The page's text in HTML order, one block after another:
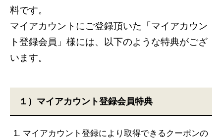
料です。
マイアカウントにご登録頂いた「マイアカウン
ト登録会員」様には、以下のような特典がござ
います。
１）マイアカウント登録会員特典
マイアカウント登録により取得できるクーポンの